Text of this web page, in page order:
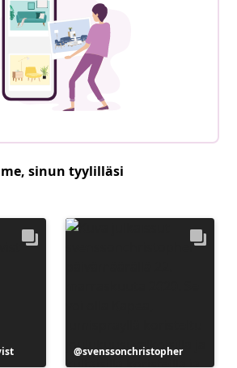
sinun tyylilläsi
Julkaissut
svenssonchristopher